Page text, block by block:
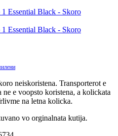
neiskoristena. Transporterot e
ne e voopsto koristena, a kolickata
na letna kolicka.
vo orginalnata kutija.